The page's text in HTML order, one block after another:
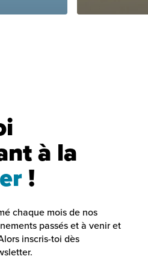
à la
!
chaque mois de nos
passés et à venir et
inscris-toi dès